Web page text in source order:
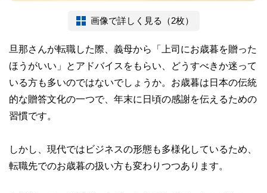
画像で詳しく見る（2枚）
旦那さんが転職した際、義母から「上司にお歳暮を贈った
ほうがいい」とアドバイスをもらい、どうすべきか迷って
いる方も多いのではないでしょうか。お歳暮は日本の伝統
的な贈答文化の一つで、年末に日頃の感謝を伝えるための
習慣です。
しかし、現代ではビジネスの形態も多様化しているため、
転職先でのお歳暮の扱い方も変わりつつあります。